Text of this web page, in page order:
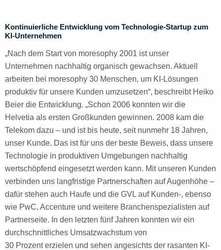
Kontinuierliche Entwicklung vom Technologie-Startup zum
KI-Unternehmen
„Nach dem Start von moresophy 2001 ist unser
Unternehmen nachhaltig organisch gewachsen. Aktuell
arbeiten bei moresophy 30 Menschen, um KI-Lösungen
produktiv für unsere Kunden umzusetzen“, beschreibt Heiko
Beier die Entwicklung. „Schon 2006 konnten wir die
Helvetia als ersten Großkunden gewinnen. 2008 kam die
Telekom dazu – und ist bis heute, seit nunmehr 18 Jahren,
unser Kunde. Das ist für uns der beste Beweis, dass unsere
Technologie in produktiven Umgebungen nachhaltig
wertschöpfend eingesetzt werden kann. Mit unseren Kunden
verbinden uns langfristige Partnerschaften auf Augenhöhe –
dafür stehen auch Haufe und die GVL auf Kunden-, ebenso
wie PwC, Accenture und weitere Branchenspezialisten auf
Partnerseite. In den letzten fünf Jahren konnten wir ein
durchschnittliches Umsatzwachstum von
30 Prozent erzielen und sehen angesichts der rasanten KI-